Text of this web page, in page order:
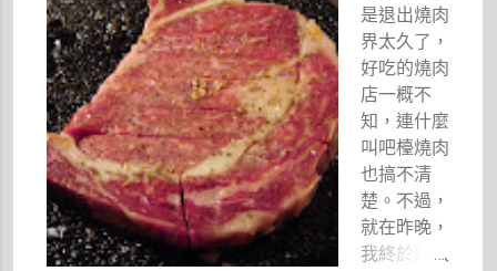
五點了，比
原訂中午就
能抵達墾丁
整整延遲了
四個小時。
一整個大白
天都在機上
及車上度
過，很累，
晚上還自己
是退出燒肉
界太久了，
好吃的燒肉
店一概不
知，連什麼
叫吧檯燒肉
也搞不清
楚。不過，
就在昨晚，
我終於踏入